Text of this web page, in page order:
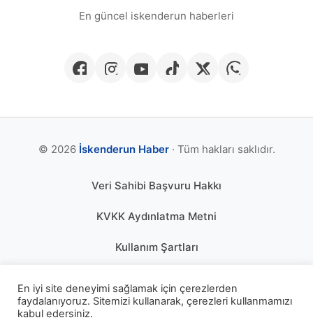
En güncel iskenderun haberleri
© 2026 İskenderun Haber· Tüm hakları saklıdır.
Veri Sahibi Başvuru Hakkı
KVKK Aydınlatma Metni
Kullanım Şartları
Çerez Politikası
En iyi site deneyimi sağlamak için çerezlerden
faydalanıyoruz. Sitemizi kullanarak, çerezleri kullanmamızı
kabul edersiniz.